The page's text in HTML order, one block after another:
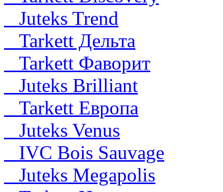
Juteks Trend
Tarkett Дельта
Tarkett Фаворит
Juteks Brilliant
Tarkett Европа
Juteks Venus
IVC Bois Sauvage
Juteks Megapolis